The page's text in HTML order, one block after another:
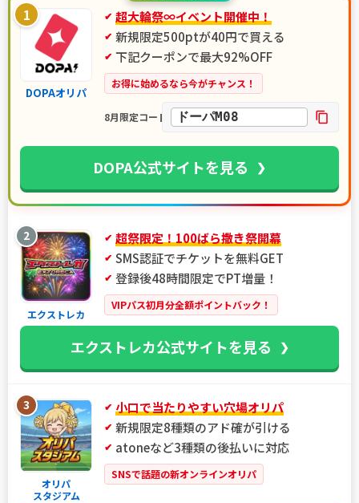
1
DOPAオリパ
超大輪祭∞イベント開催中！
新規限定500ptが40円で買える
下記クーポンで最大92%OFF
お得に始めるなら今がチャンス！
8月限定コード ドーパM08
DOPA公式サイトを見る
2
エクストレカ
超祭限定！100ばら撒き祭開幕
SMS認証でチケットを無料GET
登録後48時間限定でPT増量！
VIPパス初月分全額ポイントバック！
エクストレカ公式サイトを見る
3
オリパ
スタジアム
小口で当たりやすい穴場オリパ
新規限定8種類のアド確が引ける
atoneなど3種類の後払いに対応
SNSで話題の新オンラインオリパ